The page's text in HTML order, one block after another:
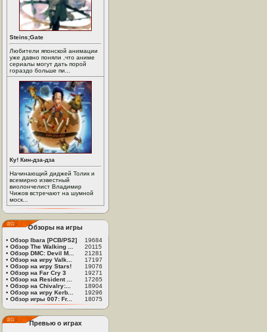
Steins;Gate
Любители японской анимации
уже давно поняли ,что аниме
сериалы могут дать порой
гораздо больше пи...
Ку! Кин-дза-дза
Начинающий диджей Толик и
всемирно известный
виолончелист Владимир
Чижов встречают на шумной
моск...
Обзоры на игры
• Обзор Ibara [PCB/PS2]
19684
• Обзор The Walking ...
20115
• Обзор DMC: Devil M...
21281
• Обзор на игру Valk...
17197
• Обзор на игру Stars!
19076
• Обзор на Far Cry 3
19271
• Обзор на Resident ...
17265
• Обзор на Chivalry:...
18904
• Обзор на игру Kerb...
19296
• Обзор игры 007: Fr... 18075
Превью о играх